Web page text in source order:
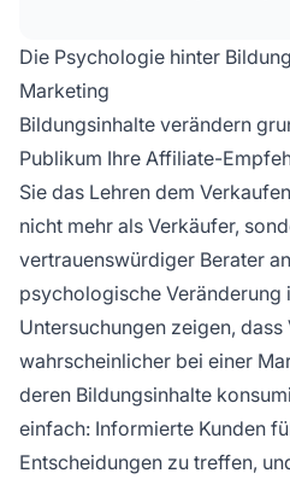
Conversion-Raten und
Kundenbindung.
Die Psychologie hinter
Marketing
Bildungsinhalte verändern
Publikum Ihre Affiliate-
Sie das Lehren dem
nicht mehr als Verkäufer,
vertrauenswürdiger Berater
psychologische Veränderung
Untersuchungen zeigen, dass
wahrscheinlicher bei einer
deren Bildungsinhalte
einfach: Informierte Kunden
Entscheidungen zu treffen,